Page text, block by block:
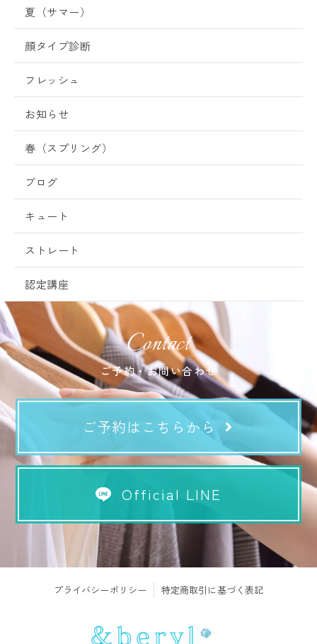
夏（サマー）
顔タイプ診断
フレッシュ
お知らせ
春（スプリング）
ブログ
キュート
ストレート
認定講座
Contact
ご予約・お問い合わせ
ご予約はこちらから
Official LINE
プライバシーポリシー 特定商取引に基づく表記